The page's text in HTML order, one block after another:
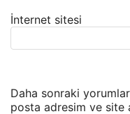
İnternet sitesi
Daha sonraki
posta adresim ve site